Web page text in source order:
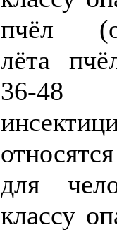
пчёл
лёта
36-48
для
классу